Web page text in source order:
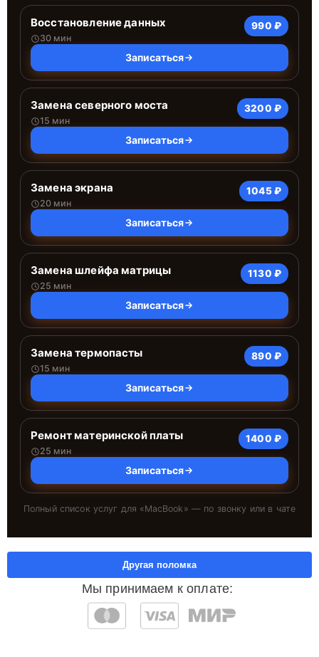
Восстановление данных
30 мин
990 ₽
Записаться
Замена северного моста
15 мин
3200 ₽
Записаться
Замена экрана
20 мин
1045 ₽
Записаться
Замена шлейфа матрицы
25 мин
1130 ₽
Записаться
Замена термопасты
15 мин
890 ₽
Записаться
Ремонт материнской платы
25 мин
1400 ₽
Записаться
Полный список услуг для «MacBook » — по звонку или в чате
Мы принимаем к оплате:
Другая поломка